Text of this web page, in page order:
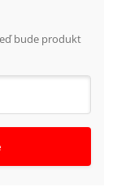
bude produkt